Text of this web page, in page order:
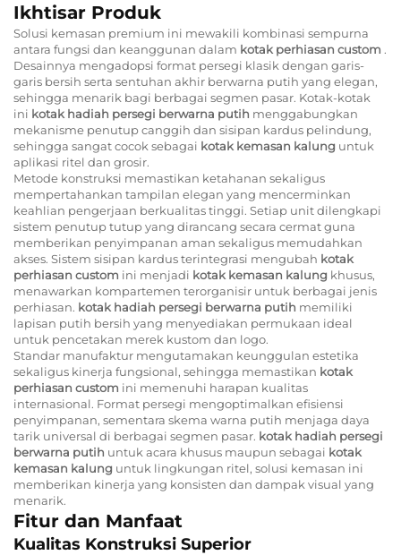
Ikhtisar Produk
Solusi kemasan premium ini mewakili kombinasi sempurna
antara fungsi dan keanggunan dalam kotak perhiasan custom .
Desainnya mengadopsi format persegi klasik dengan garis-
garis bersih serta sentuhan akhir berwarna putih yang elegan,
sehingga menarik bagi berbagai segmen pasar. Kotak-kotak
ini kotak hadiah persegi berwarna putih menggabungkan
mekanisme penutup canggih dan sisipan kardus pelindung,
sehingga sangat cocok sebagai kotak kemasan kalung untuk
aplikasi ritel dan grosir.
Metode konstruksi memastikan ketahanan sekaligus
mempertahankan tampilan elegan yang mencerminkan
keahlian pengerjaan berkualitas tinggi. Setiap unit dilengkapi
sistem penutup tutup yang dirancang secara cermat guna
memberikan penyimpanan aman sekaligus memudahkan
akses. Sistem sisipan kardus terintegrasi mengubah kotak
perhiasan custom ini menjadi kotak kemasan kalung khusus,
menawarkan kompartemen terorganisir untuk berbagai jenis
perhiasan. kotak hadiah persegi berwarna putih memiliki
lapisan putih bersih yang menyediakan permukaan ideal
untuk pencetakan merek kustom dan logo.
Standar manufaktur mengutamakan keunggulan estetika
sekaligus kinerja fungsional, sehingga memastikan kotak
perhiasan custom ini memenuhi harapan kualitas
internasional. Format persegi mengoptimalkan efisiensi
penyimpanan, sementara skema warna putih menjaga daya
tarik universal di berbagai segmen pasar. kotak hadiah persegi
berwarna putih untuk acara khusus maupun sebagai kotak
kemasan kalung untuk lingkungan ritel, solusi kemasan ini
memberikan kinerja yang konsisten dan dampak visual yang
menarik.
Fitur dan Manfaat
Kualitas Konstruksi Superior